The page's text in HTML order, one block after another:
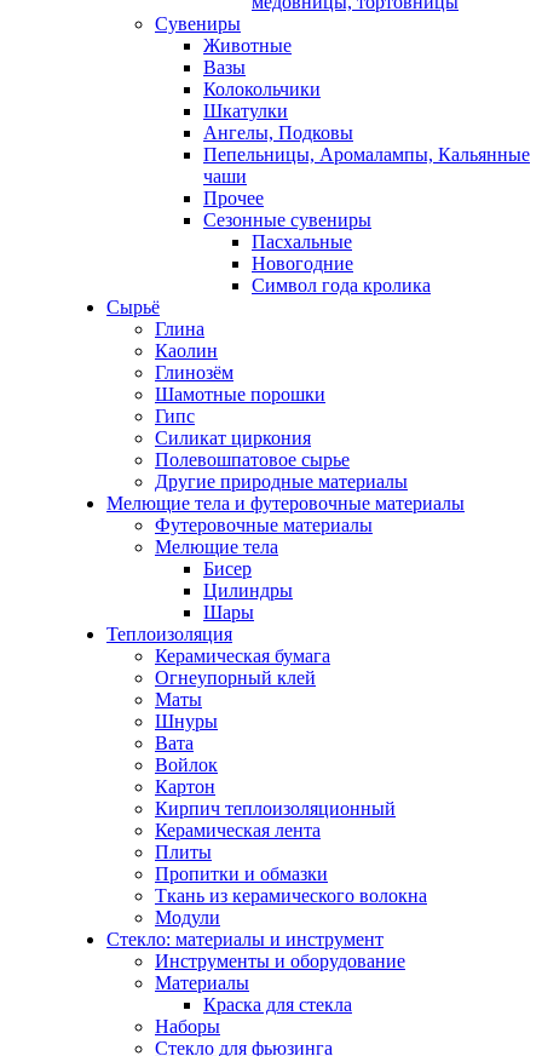
Сувениры
Животные
Вазы
Колокольчики
Шкатулки
Ангелы, Подковы
Пепельницы, Аромалампы, Кальянные
чаши
Прочее
Сезонные сувениры
Пасхальные
Новогодние
Символ года кролика
Сырьё
Глина
Каолин
Глинозём
Шамотные порошки
Гипс
Силикат циркония
Полевошпатовое сырье
Другие природные материалы
Мелющие тела и футеровочные материалы
Футеровочные материалы
Мелющие тела
Бисер
Цилиндры
Шары
Теплоизоляция
Керамическая бумага
Огнеупорный клей
Маты
Шнуры
Вата
Войлок
Картон
Кирпич теплоизоляционный
Керамическая лента
Плиты
Пропитки и обмазки
Ткань из керамического волокна
Модули
Стекло: материалы и инструмент
Инструменты и оборудование
Материалы
Краска для стекла
Наборы
Стекло для фьюзинга